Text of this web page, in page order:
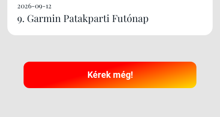
2026-09-12
9. Garmin Patakparti Futónap
Kérek még!